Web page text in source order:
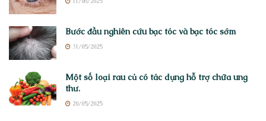
Bước đầu nghiên cứu bạc tóc và bạc tóc sớm
31/05/2025
Một số loại rau củ có tác dụng hỗ trợ chữa ung
thư.
20/05/2025